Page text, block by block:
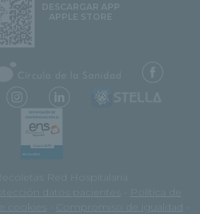
DESCARGAR APP
APPLE STORE
Red Hospitalaria
datos pacientes
Política de
cookies Compromiso de igualdad